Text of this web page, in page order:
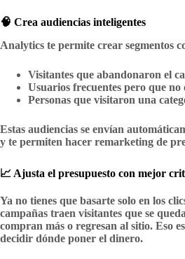
🧠 Crea audiencias inteligentes
Analytics te permite crear segmentos
Visitantes que abandonaron el
Usuarios frecuentes pero que no
Personas que visitaron una
Estas audiencias se envían
y te permiten hacer remarketing de
📈 Ajusta el presupuesto con mejor
Ya no tienes que basarte solo en los
campañas traen visitantes que se
compran más o regresan al sitio. Eso
decidir dónde poner el dinero.